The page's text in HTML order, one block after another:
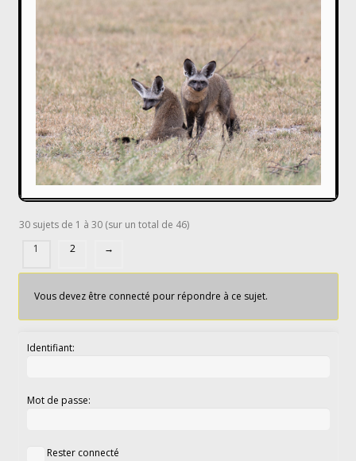
30 sujets de 1 à 30 (sur un total de 46)
1
2 →
Vous devez être connecté pour répondre à ce sujet.
Identifiant:
Mot de passe:
Rester connecté